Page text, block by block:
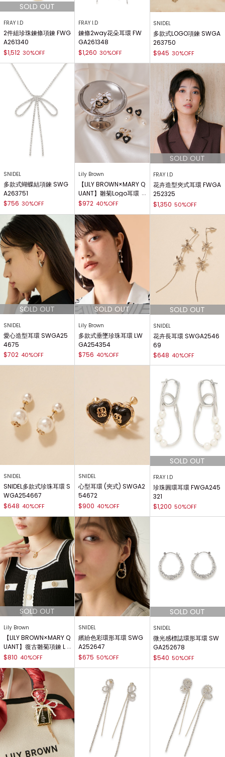
FRAY I.D
2件組珍珠鍊條項鍊 FWG
A261340
$1,512 30%OFF
FRAY I.D
鍊條2way花朵耳環 FW
GA261348
$1,260 30%OFF
SNIDEL
多款式LOGO項鍊 SWGA
263750
$945 30%OFF
SNIDEL
多款式蝴蝶結項鍊 SWG
A263751
$756 30%OFF
Lily Brown
【LILY BROWN×MARY Q
UANT】雛菊Logo耳環
【Hearts2Hearts著用】
$972 40%OFF
FRAY I.D
花卉造型夾式耳環 FWGA
252325
$1,350 50%OFF
SNIDEL
愛心造型耳環 SWGA25
4675
$702 40%OFF
Lily Brown
多款式垂墜珍珠耳環 LW
GA254354
$756 40%OFF
SNIDEL
花卉長耳環 SWGA2546
69
$648 40%OFF
SNIDEL
SNIDEL多款式珍珠耳環 S
WGA254667
$648 40%OFF
SNIDEL
心型耳環 (夾式) SWGA2
54672
$900 40%OFF
FRAY I.D
珍珠圓環耳環 FWGA245
321
$1,200 50%OFF
Lily Brown
【LILY BROWN×MARY Q
UANT】復古雛菊項鍊 L
WGA254307
$810 40%OFF
SNIDEL
繽紛色彩環形耳環 SWG
A252647
$675 50%OFF
SNIDEL
微光感標誌環形耳環 SW
GA252678
$540 50%OFF